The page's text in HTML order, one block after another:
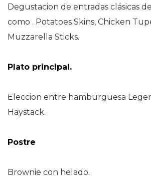
Degustacion de entradas clásicas
como . Potatoes Skins, Chicken
Muzzarella Sticks.
Plato principal.
Eleccion entre hamburguesa
Haystack.
Postre
Brownie con helado.